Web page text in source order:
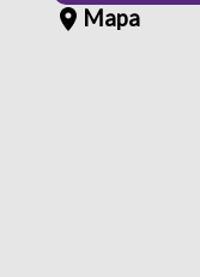
Mapa